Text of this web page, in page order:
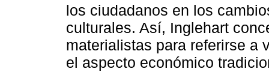
los ciudadanos en los
culturales. Así, Inglehart
materialistas para referirse a
el aspecto económico